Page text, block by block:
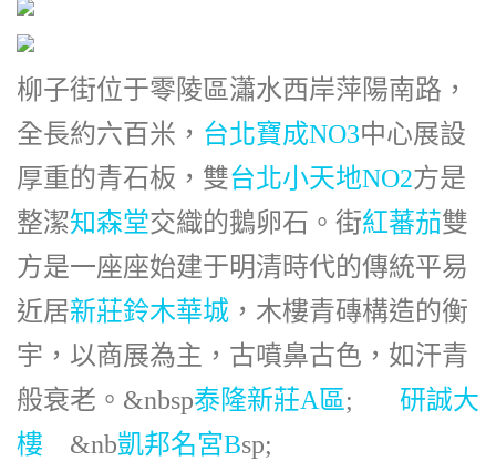
柳子街位于零陵區瀟水西岸萍陽南路，
全長約六百米， 台北寶成NO3中心展設
厚重的青石板，雙台北小天地NO2方是
整潔知森堂交織的鵝卵石。街紅蕃茄雙
方是一座座始建于明清時代的傳統平易
近居新莊鈴木華城 ，木樓青磚構造的衡
宇，以商展為主，古噴鼻古色，如汗青
般衰老。&nbsp泰隆新莊A區; 研誠大
樓 &nb凱邦名宮Bsp;